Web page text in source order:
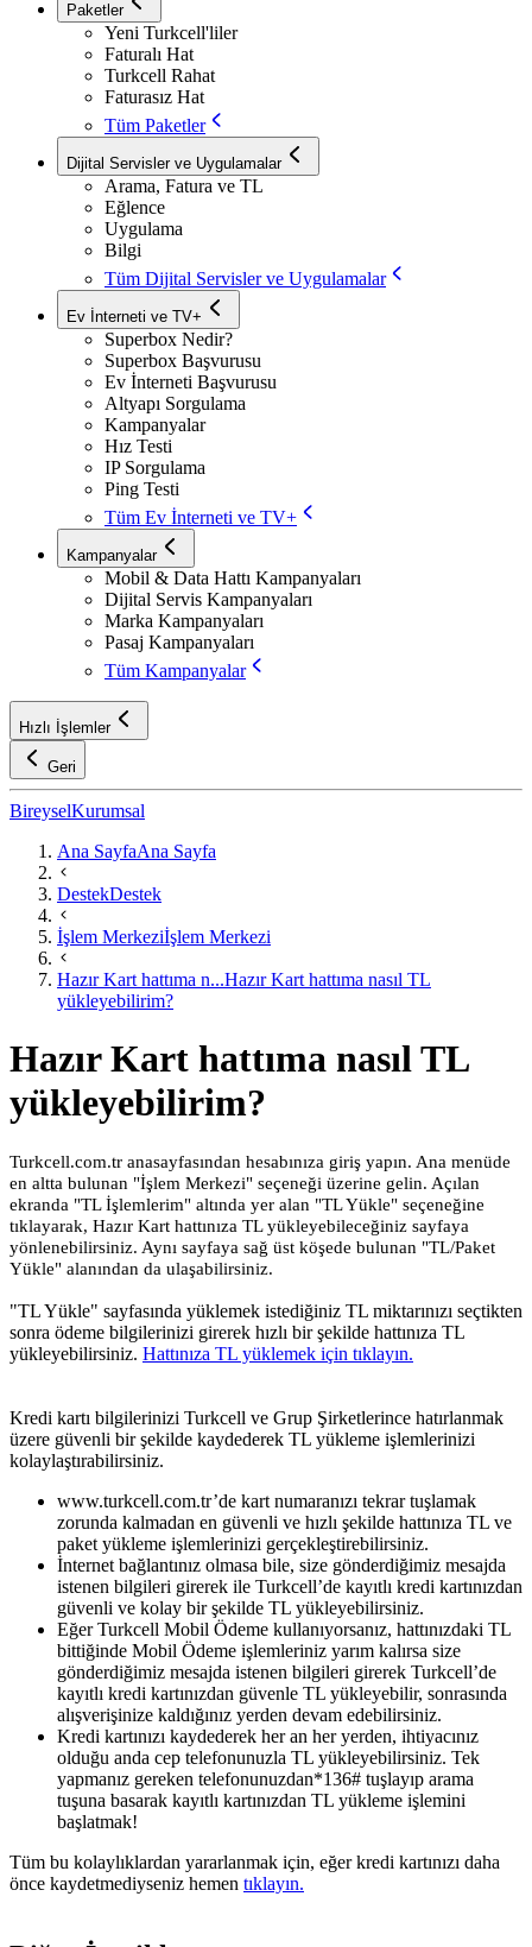
Paketler
Yeni Turkcell'liler
Faturalı Hat
Turkcell Rahat
Faturasız Hat
Tüm Paketler
Dijital Servisler ve Uygulamalar
Arama, Fatura ve TL
Eğlence
Uygulama
Bilgi
Tüm Dijital Servisler ve Uygulamalar
Ev İnterneti ve TV+
Superbox Nedir?
Superbox Başvurusu
Ev İnterneti Başvurusu
Altyapı Sorgulama
Kampanyalar
Hız Testi
IP Sorgulama
Ping Testi
Tüm Ev İnterneti ve TV+
Kampanyalar
Mobil & Data Hattı Kampanyaları
Dijital Servis Kampanyaları
Marka Kampanyaları
Pasaj Kampanyaları
Tüm Kampanyalar
Hızlı İşlemler
Geri
BireyselKurumsal
Ana SayfaAna Sayfa
DestekDestek
İşlem Merkeziİşlem Merkezi
Hazır Kart hattıma n...Hazır Kart hattıma nasıl TL
yükleyebilirim?
Hazır Kart hattıma nasıl TL
yükleyebilirim?
​Turkcell.com.tr anasayfasından hesabınıza giriş yapın. Ana menüde
en altta bulunan "İşlem Merkezi" seçeneği üzerine gelin. Açılan
ekranda "TL İşlemlerim" altında yer alan "TL Yükle" seçeneğine
tıklayarak, Hazır Kart hattınıza TL yükleyebileceğiniz sayfaya
yönlenebilirsiniz. Aynı sayfaya sağ üst köşede bulunan "TL/Paket
Yükle" alanından da ulaşabilirsiniz.
​"TL Yükle" sayfasında yüklemek istediğiniz TL miktarınızı seçtikten
sonra ödeme bilgilerinizi girerek hızlı bir şekilde hattınıza TL
yükleyebilirsiniz. Hattınıza TL yüklemek için tıklayın.​
Kredi kartı bilgilerinizi Turkcell ve Grup Şirketlerince hatırlanmak
üzere güvenli bir şekilde kaydederek TL yükleme işlemlerinizi
kolaylaştırabilirsiniz.
​www.turkcell.com.tr’de kart numaranızı tekrar tuşlamak
zorunda kalmadan en güvenli ve hızlı şekilde hattınıza TL ve
paket yükleme işlemlerinizi gerçekleştirebilirsiniz.
İnternet bağlantınız olmasa bile, size gönderdiğimiz mesajda
istenen bilgileri girerek ile Turkcell’de kayıtlı kredi kartınızdan
güvenli ve kolay bir şekilde TL yükleyebilirsiniz.
Eğer Turkcell Mobil Ödeme kullanıyorsanız, hattınızdaki TL
bittiğinde Mobil Ödeme işlemleriniz yarım kalırsa size
gönderdiğimiz mesajda istenen bilgileri girerek Turkcell’de
kayıtlı kredi kartınızdan güvenle TL yükleyebilir, sonrasında
alışverişinize kaldığınız yerden devam edebilirsiniz.
Kredi kartınızı kaydederek her an her yerden, ihtiyacınız
olduğu anda cep telefonunuzla TL yükleyebilirsiniz. Tek
yapmanız gereken telefonunuzdan*136# tuşlayıp arama
tuşuna basarak kayıtlı kartınızdan TL yükleme işlemini
başlatmak!
Tüm bu kolaylıklardan yararlanmak için, eğer kredi kartınızı daha
önce kaydetmediyseniz hemen tıklayın.